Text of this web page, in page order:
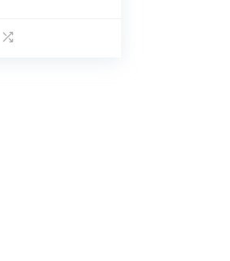
platenspeler